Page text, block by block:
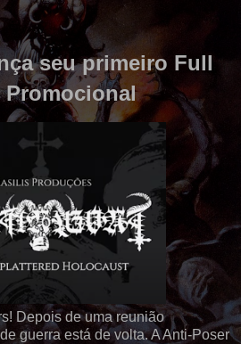
seu primeiro Full
Promocional
Depois de uma reunião
guerra está de volta. A Anti-Poser